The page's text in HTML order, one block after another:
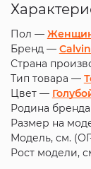
Пол —
Бренд —
Страна
Тип товара —
Цвет —
Родина
Размер на
Модель, см.
Рост модели,